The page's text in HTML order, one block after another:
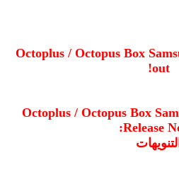
Octoplus / Octopus Box
out!
Octoplus / Octopus Box
Release
التنويهات